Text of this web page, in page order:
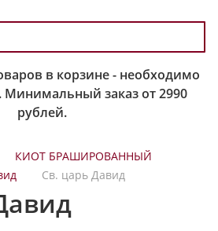
в корзине - необходимо
Минимальный заказ от 2990
рублей.
КИОТ БРАШИРОВАННЫЙ
Св. царь Давид